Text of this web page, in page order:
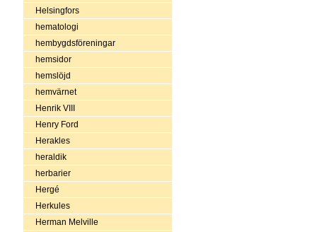
Helsingfors
hematologi
hembygdsföreningar
hemsidor
hemslöjd
hemvärnet
Henrik VIII
Henry Ford
Herakles
heraldik
herbarier
Hergé
Herkules
Herman Melville